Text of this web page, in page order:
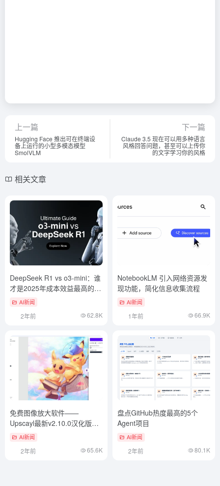
上一篇
Hugging Face 推出可在终端设
备上运行的小型多模态模型
SmolVLM
下一篇
Claude 3.5 现在可以用多种语言
风格回答问题，甚至可以上传你
的文字学习你的风格
相关文章
DeepSeek R1 vs o3-mini：谁
才是2025年成本效益最高的推
理模型？
AI新闻
2年前 62.8K
NotebookLM 引入网络资源发
现功能，简化信息收集流程
AI新闻
1年前 66.9K
免费图像放大软件——
Upscayl最新v2.10.0汉化版推
荐 AI新闻
2年前 65.6K
盘点GitHub热度最高的5个
Agent项目
AI新闻
2年前 80.1K